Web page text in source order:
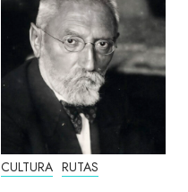
CULTURA RUTAS